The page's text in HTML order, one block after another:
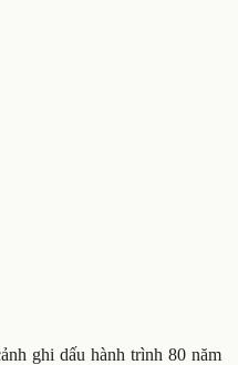
ghi dấu hành trình 80 năm